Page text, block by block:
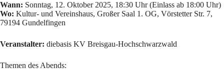
Wann: Sonntag, 12. Oktober 2025, 18:30 Uhr (Einlass ab 18:00 Uhr)
Wo: Kultur- und Vereinshaus, Großer Saal 1. OG, Vörstetter Str. 7,
79194 Gundelfingen
Veranstalter: diebasis KV Breisgau-Hochschwarzwald
Themen des Abends: